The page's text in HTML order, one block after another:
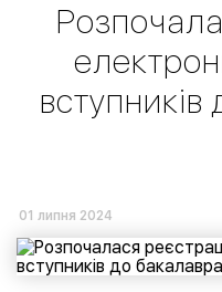
01 липня 2024